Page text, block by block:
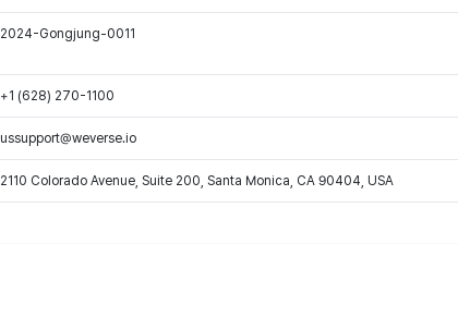
2024-Gongjung-0011
+1 (628) 270-1100
ussupport@weverse.io
2110 Colorado Avenue, Suite 200, Santa Monica, CA 90404, USA